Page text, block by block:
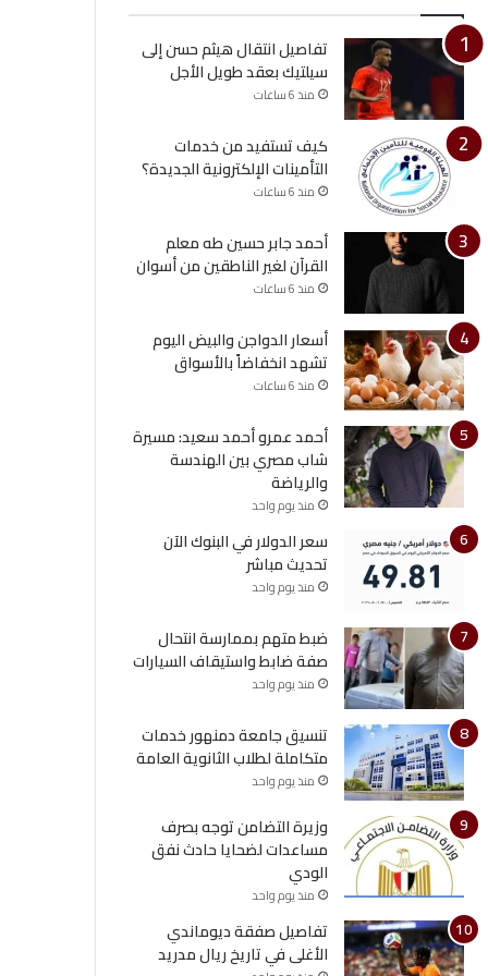
تفاصيل انتقال هيثم حسن إلى
سيلتيك بعقد طويل الأجل
منذ 6 ساعات
كيف تستفيد من خدمات
التأمينات الإلكترونية الجديدة؟
منذ 6 ساعات
أحمد جابر حسين طه معلم
القرآن لغير الناطقين من أسوان
منذ 6 ساعات
أسعار الدواجن والبيض اليوم
تشهد انخفاضاً بالأسواق
منذ 6 ساعات
أحمد عمرو أحمد سعيد: مسيرة
شاب مصري بين الهندسة
والرياضة
منذ يوم واحد
سعر الدولار في البنوك الآن
تحديث مباشر
منذ يوم واحد
ضبط متهم بممارسة انتحال
صفة ضابط واستيقاف السيارات
منذ يوم واحد
تنسيق جامعة دمنهور خدمات
متكاملة لطلاب الثانوية العامة
منذ يوم واحد
وزيرة التضامن توجه بصرف
مساعدات لضحايا حادث نفق
الودي
منذ يوم واحد
تفاصيل صفقة ديوماندي
الأغلى في تاريخ ريال مدريد